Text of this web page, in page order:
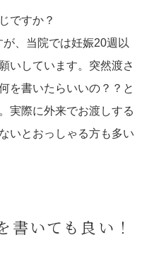
ですか？
、当院では妊娠20週以
いしています。突然渡さ
を書いたらいいの？？と
実際に外来でお渡しする
いとおっしゃる方も多い
書いても良い！